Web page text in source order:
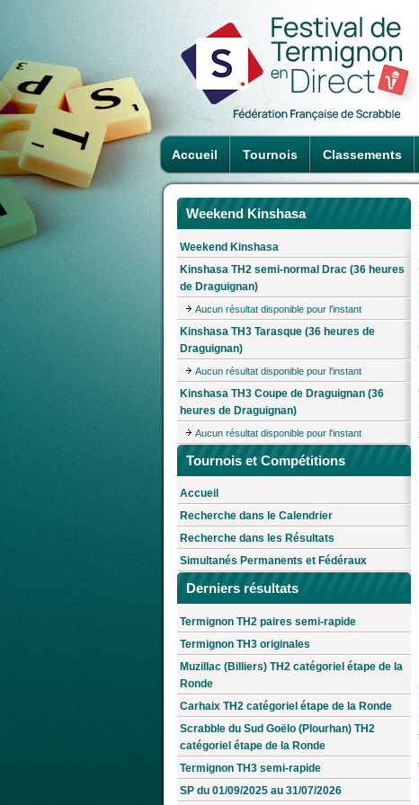
Accueil Tournois Classements
Weekend Kinshasa
Weekend Kinshasa
Kinshasa TH2 semi-normal Drac (36 heures
de Draguignan)
Aucun résultat disponible pour l'instant
Kinshasa TH3 Tarasque (36 heures de
Draguignan)
Aucun résultat disponible pour l'instant
Kinshasa TH3 Coupe de Draguignan (36
heures de Draguignan)
Aucun résultat disponible pour l'instant
Tournois et Compétitions
Accueil
Recherche dans le Calendrier
Recherche dans les Résultats
Simultanés Permanents et Fédéraux
Derniers résultats
Termignon TH2 paires semi-rapide
Termignon TH3 originales
Muzillac (Billiers) TH2 catégoriel étape de la
Ronde
Carhaix TH2 catégoriel étape de la Ronde
Scrabble du Sud Goëlo (Plourhan) TH2
catégoriel étape de la Ronde
Termignon TH3 semi-rapide
SP du 01/09/2025 au 31/07/2026